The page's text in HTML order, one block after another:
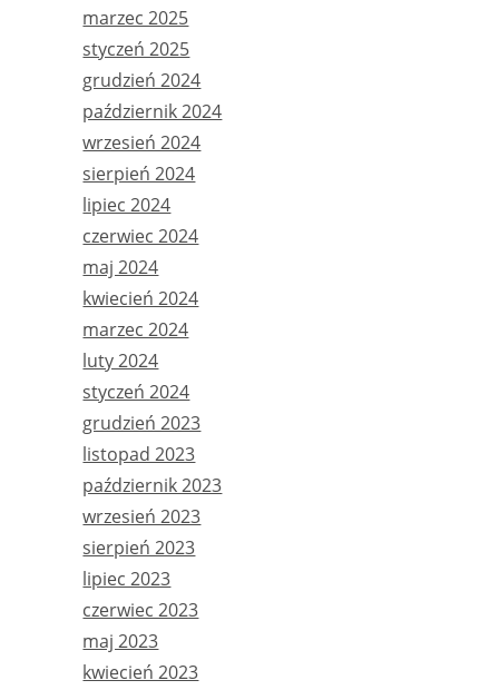
marzec 2025
styczeń 2025
grudzień 2024
październik 2024
wrzesień 2024
sierpień 2024
lipiec 2024
czerwiec 2024
maj 2024
kwiecień 2024
marzec 2024
luty 2024
styczeń 2024
grudzień 2023
listopad 2023
październik 2023
wrzesień 2023
sierpień 2023
lipiec 2023
czerwiec 2023
maj 2023
kwiecień 2023